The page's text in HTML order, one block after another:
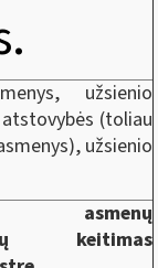
užsienio
(toliau
užsienio
keitimas